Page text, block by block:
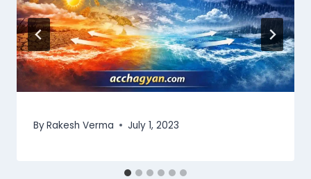
ByRakesh Verma July 1, 2023